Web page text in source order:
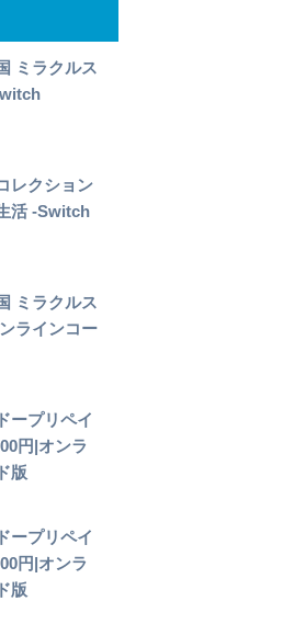
ミラクルス
レクション
活 -Switch
ミラクルス
ラインコー
ープリペイ
円|オンラ
版
ープリペイ
円|オンラ
版